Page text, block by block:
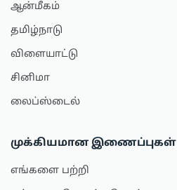
ஆன்மீகம்
தமிழ்நாடு
விளையாட்டு
சினிமா
லைப்ஸ்டைல்
முக்கியமான இணைப்புகள்
எங்களை பற்றி